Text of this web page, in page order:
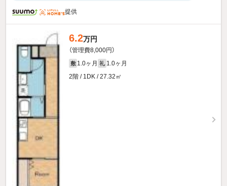
提供
6.2万円
（管理費8,000円）
敷 1.0ヶ月 礼 1.0ヶ月
2階 / 1DK / 27.32㎡